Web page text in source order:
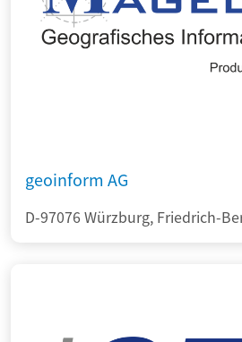
geoinform AG
D-97076 Würzburg, Friedrich-